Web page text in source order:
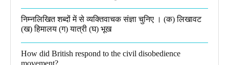
निम्नलिखित शब्दों में से व्यक्तिवाचक संज्ञा चुनिए । (क) लिखावट
(ख) हिमालय (ग) यात्री (घ) भूख​
How did British respond to the civil disobedience
movement?